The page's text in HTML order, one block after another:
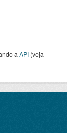
a API (veja